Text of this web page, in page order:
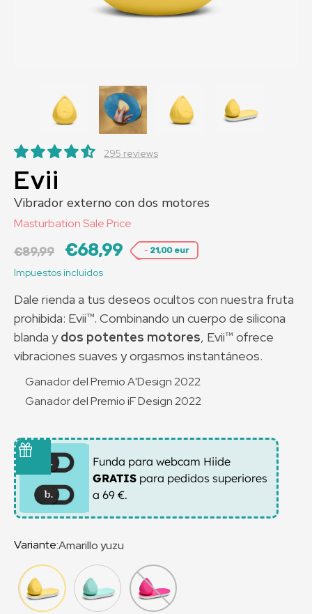
295 reviews
Evii
Vibrador externo con dos motores
Masturbation Sale Price
€89,99 €68,99 - 21,00 eur
Impuestos incluidos
Dale rienda a tus deseos ocultos con nuestra fruta
prohibida: Evii™. Combinando un cuerpo de silicona
blanda ydos potentes motores, Evii™ ofrece
vibraciones suaves y orgasmos instantáneos.
Ganador del Premio A'Design 2022
Ganador del Premio iF Design 2022
Funda para webcam Hiide
GRATIS para pedidos superiores
a 69 €.
Variante:Amarillo yuzu